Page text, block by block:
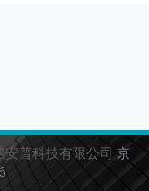
安普科技有限公司京